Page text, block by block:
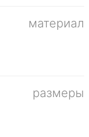
материал
размеры